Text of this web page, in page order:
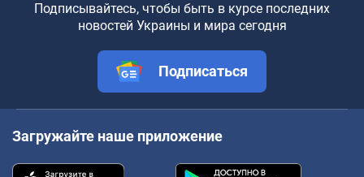
Подписывайтесь, чтобы быть в курсе последних
новостей Украины и мира сегодня
Подписаться
Загружайте наше приложение